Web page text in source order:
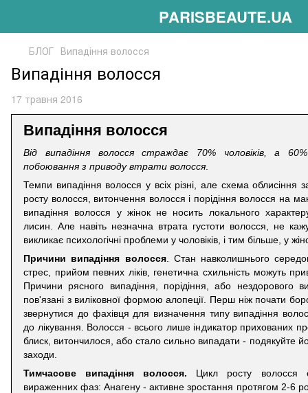
PARISBEAUTE.UA
БЛОГ Випадіння волосся
Випадіння волосся
17 травня 2016
Випадіння волосся
Від випадіння волосся страждає 70% чоловіків, а
побоювання з приводу втрати волосся
Темпи випадіння волосся у всіх різні, але схема облисіння
росту волосся, витончення волосся і порідіння волосся на
випадіння волосся у жінок не носить локального
лисин. Але навіть незначна втрата густоти волосся, не
викликає психологічні проблеми у чоловіків, і тим більше, у
Причини випадіння волосся. Стан навколишнього
стрес, прийом певних ліків, генетична схильність можуть
Причини рясного випадіння, порідіння, або нездорового
пов'язані з виліковної формою алопеції. Перш ніж почати
звернутися до фахівця для визначення типу випадіння
до лікування. Волосся - всього лише індикатор прихованих
блиск, витончилося, або стало сильно випадати - подякуйте
заходи.
Тимчасове випадіння волосся. Цикл росту волосся
вираженних фаз: Анагену - активне зростання протягом 2-6